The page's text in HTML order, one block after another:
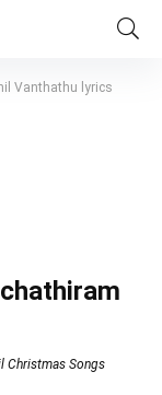
Vanthathu lyrics
Christmas Songs